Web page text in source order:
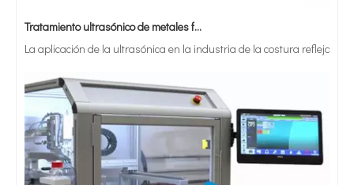
La aplicación de la ultrasónica en la industria de la costura refleja